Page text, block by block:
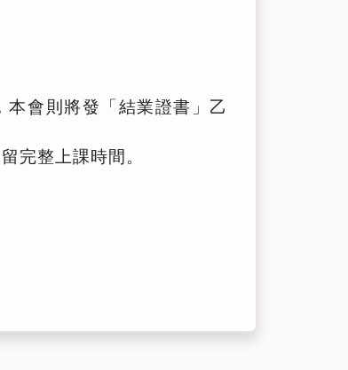
會則將發「結業證書」乙
完整上課時間。